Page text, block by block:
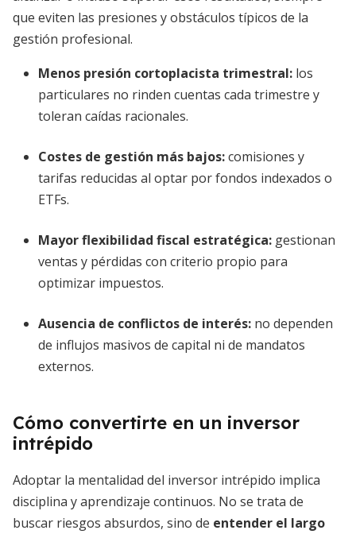
que eviten las presiones y obstáculos típicos de la
gestión profesional.
Menos presión cortoplacista trimestral: los
particulares no rinden cuentas cada trimestre y
toleran caídas racionales.
Costes de gestión más bajos:comisiones y
tarifas reducidas al optar por fondos indexados o
ETFs.
Mayor flexibilidad fiscal estratégica: gestionan
ventas y pérdidas con criterio propio para
optimizar impuestos.
Ausencia de conflictos de interés: no dependen
de influjos masivos de capital ni de mandatos
externos.
Cómo convertirte en un inversor
intrépido
Adoptar la mentalidad del inversor intrépido implica
disciplina y aprendizaje continuos. No se trata de
buscar riesgos absurdos, sino de entender el largo